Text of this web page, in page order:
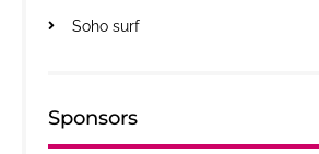
Soho surf
Sponsors